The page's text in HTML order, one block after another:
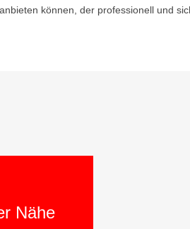
können, der professionell und
Nähe